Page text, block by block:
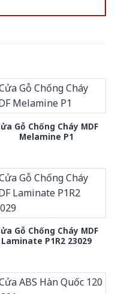
Gỗ Chống Cháy MDF
Melamine P1
Gỗ Chống Cháy MDF
Laminate P1R2 23029